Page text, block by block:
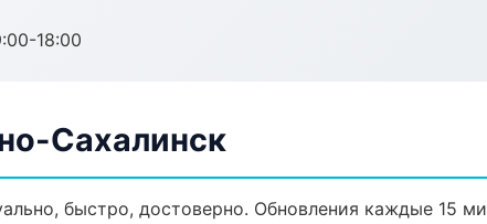
18:00
Сахалинск
быстро, достоверно. Обновления каждые 15